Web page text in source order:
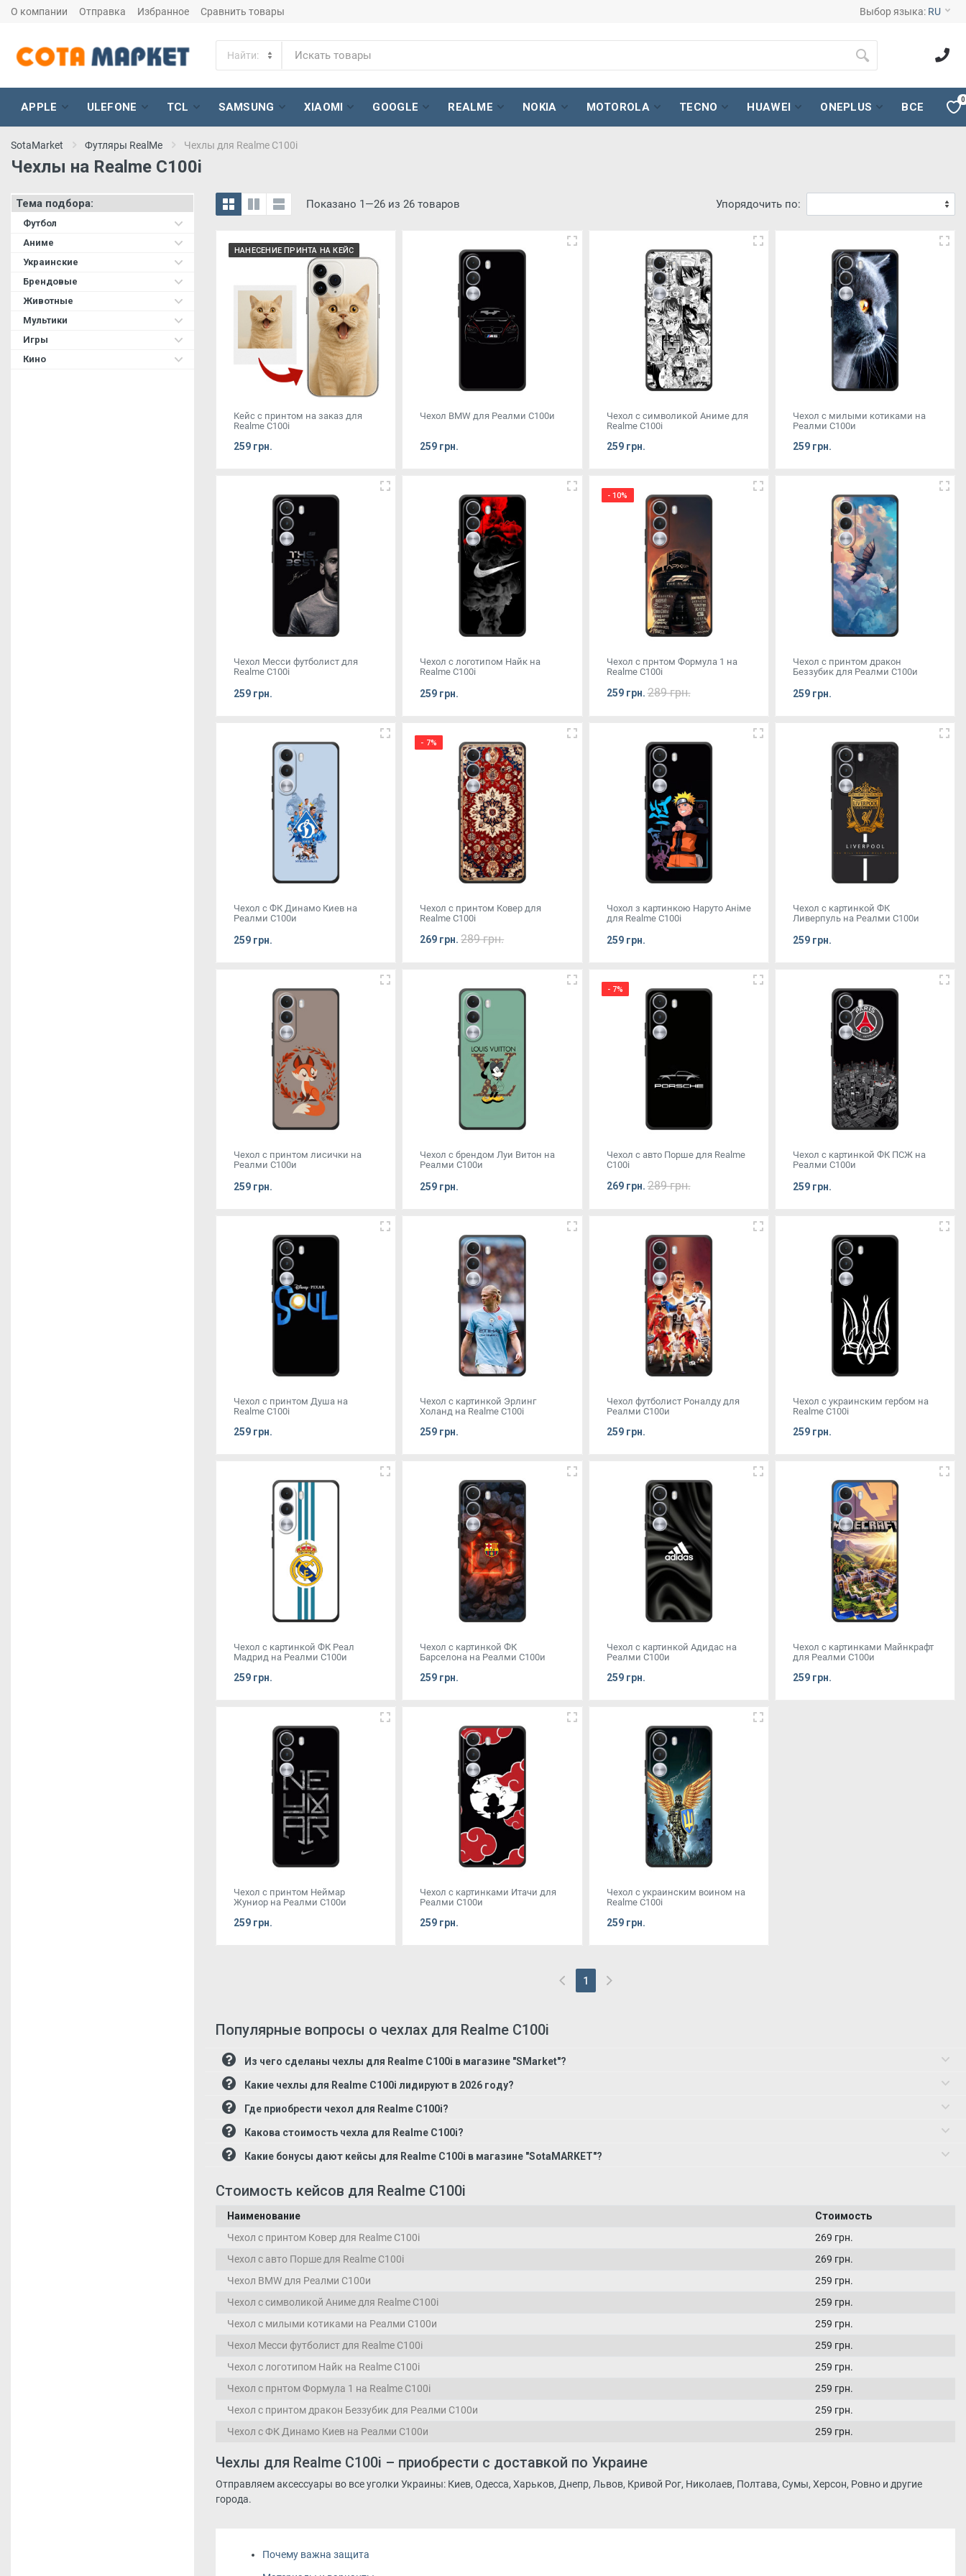
О компании Отправка Избранное Сравнить товары Выбор языка: RU
APPLE ULEFONE TCL SAMSUNG XIAOMI GOOGLE REALME NOKIA MOTOROLA TECNO HUAWEI ONEPLUS ВСЕ
0
SotaMarket Футляры RealMe Чехлы для Realme C100i
Чехлы на Realme C100i
Тема подбора:
Футбол
Аниме
Украинские
Брендовые
Животные
Мультики
Игры
Кино
Показано 1—26 из 26 товаров Упорядочить по:
НАНЕСЕНИЕ ПРИНТА НА КЕЙС
Кейс с принтом на заказ для
Realme C100i
259 грн.
Чехол BMW для Реалми С100и
259 грн.
Чехол с символикой Аниме для
Realme C100i
259 грн.
Чехол с милыми котиками на
Реалми С100и
259 грн.
Чехол Месси футболист для
Realme C100i
259 грн.
Чехол с логотипом Найк на
Realme C100i
259 грн.
- 10%
Чехол с прнтом Формула 1 на
Realme C100i
259 грн.289 грн.
Чехол с принтом дракон
Беззубик для Реалми С100и
259 грн.
Чехол с ФК Динамо Киев на
Реалми С100и
259 грн.
- 7%
Чехол с принтом Ковер для
Realme C100i
269 грн.289 грн.
Чохол з картинкою Наруто Аніме
для Realme C100i
259 грн.
Чехол с картинкой ФК
Ливерпуль на Реалми С100и
259 грн.
Чехол с принтом лисички на
Реалми С100и
259 грн.
Чехол с брендом Луи Витон на
Реалми С100и
259 грн.
- 7%
Чехол с авто Порше для Realme
C100i
269 грн.289 грн.
Чехол с картинкой ФК ПСЖ на
Реалми С100и
259 грн.
Чехол с принтом Душа на
Realme C100i
259 грн.
Чехол с картинкой Эрлинг
Холанд на Realme C100i
259 грн.
Чехол футболист Роналду для
Реалми С100и
259 грн.
Чехол с украинским гербом на
Realme C100i
259 грн.
Чехол с картинкой ФК Реал
Мадрид на Реалми С100и
259 грн.
Чехол с картинкой ФК
Барселона на Реалми С100и
259 грн.
Чехол с картинкой Адидас на
Реалми С100и
259 грн.
Чехол с картинками Майнкрафт
для Реалми С100и
259 грн.
Чехол с принтом Неймар
Жуниор на Реалми С100и
259 грн.
Чехол с картинками Итачи для
Реалми С100и
259 грн.
Чехол с украинским воином на
Realme C100i
259 грн.
1
(current)
Популярные вопросы о чехлах для Realme C100i
Из чего сделаны чехлы для Realme C100i в магазине "SMarket"?
Какие чехлы для Realme C100i лидируют в 2026 году?
Где приобрести чехол для Realme C100i?
Какова стоимость чехла для Realme C100i?
Какие бонусы дают кейсы для Realme C100i в магазине "SotaMARKET"?
Стоимость кейсов для Realme C100i
Наименование
Стоимость
Чехол с принтом Ковер для Realme C100i
269 грн.
Чехол с авто Порше для Realme C100i
269 грн.
Чехол BMW для Реалми С100и
259 грн.
Чехол с символикой Аниме для Realme C100i
259 грн.
Чехол с милыми котиками на Реалми С100и
259 грн.
Чехол Месси футболист для Realme C100i
259 грн.
Чехол с логотипом Найк на Realme C100i
259 грн.
Чехол с прнтом Формула 1 на Realme C100i
259 грн.
Чехол с принтом дракон Беззубик для Реалми С100и
259 грн.
Чехол с ФК Динамо Киев на Реалми С100и
259 грн.
Чехлы для Realme C100i – приобрести с доставкой по Украине
Отправляем аксессуары во все уголки Украины: Киев, Одесса, Харьков, Днепр, Львов, Кривой Рог, Николаев, Полтава, Сумы, Херсон, Ровно и другие
города.
Почему важна защита